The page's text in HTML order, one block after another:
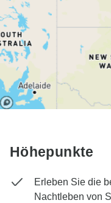
Höhepunkte
Erleben Sie die
Nachtleben von